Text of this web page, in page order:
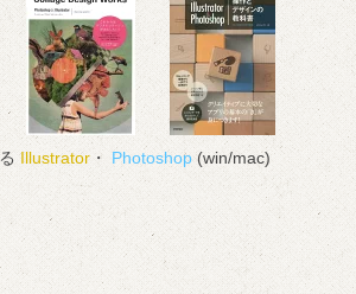
Illustrator ・ Photoshop(win/mac)